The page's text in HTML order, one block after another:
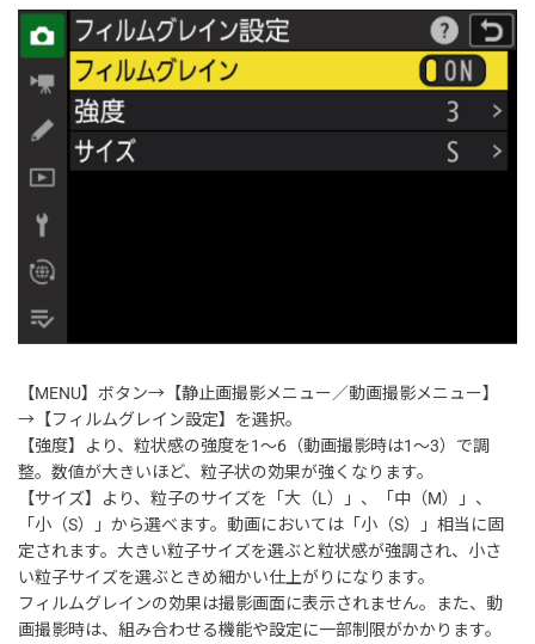
【MENU】ボタン→【静止画撮影メニュー／動画撮影メニュー】
→【フィルムグレイン設定】を選択。
【強度】より、粒状感の強度を1～6（動画撮影時は1～3）で調
整。数値が大きいほど、粒子状の効果が強くなります。
【サイズ】より、粒子のサイズを「大（L）」、「中（M）」、
「小（S）」から選べます。動画においては「小（S）」相当に固
定されます。大きい粒子サイズを選ぶと粒状感が強調され、小さ
い粒子サイズを選ぶときめ細かい仕上がりになります。
フィルムグレインの効果は撮影画面に表示されません。また、動
画撮影時は、組み合わせる機能や設定に一部制限がかかります。